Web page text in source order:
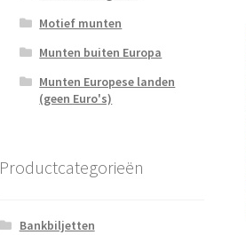
Motief munten
Munten buiten Europa
Munten Europese landen
(geen Euro's)
Productcategorieën
Bankbiljetten